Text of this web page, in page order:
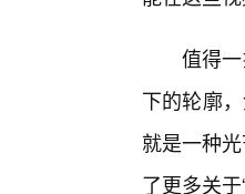
值得
下的轮廓
就是一种
了更多关于